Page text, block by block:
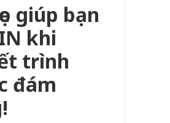
giúp bạn
khi
trình
đám